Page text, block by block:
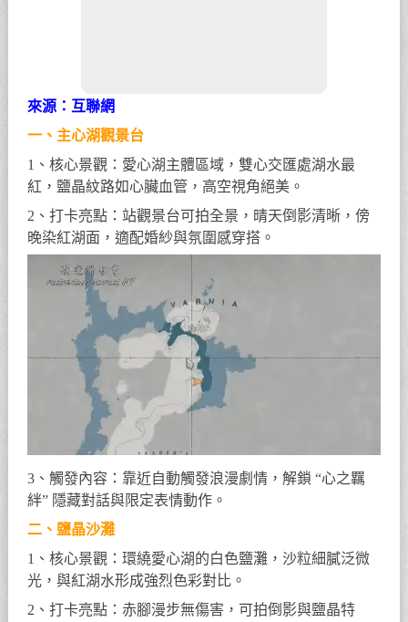
來源：互聯網
一、主心湖觀景台
1、核心景觀：愛心湖主體區域，雙心交匯處湖水最
紅，鹽晶紋路如心臟血管，高空視角絕美。
2、打卡亮點：站觀景台可拍全景，晴天倒影清晰，傍
晚染紅湖面，適配婚紗與氛圍感穿搭。
3、觸發內容：靠近自動觸發浪漫劇情，解鎖 “心之羈
絆” 隱藏對話與限定表情動作。
二、鹽晶沙灘
1、核心景觀：環繞愛心湖的白色鹽灘，沙粒細膩泛微
光，與紅湖水形成強烈色彩對比。
2、打卡亮點：赤腳漫步無傷害，可拍倒影與鹽晶特